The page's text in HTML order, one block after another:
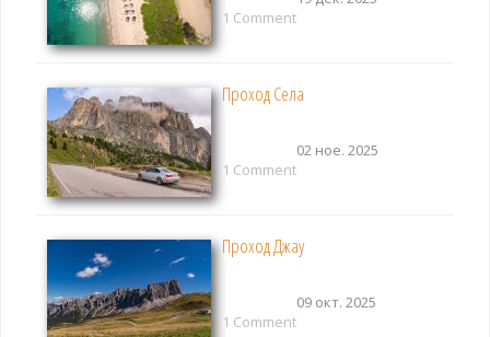
1 Comment
Проход Села
02 ное. 2025
1 Comment
Проход Джау
09 окт. 2025
1 Comment